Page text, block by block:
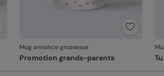
Mug annonce grossesse
Promotion grands-parents